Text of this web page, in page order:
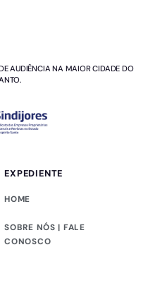
AUDIÊNCIA NA MAIOR CIDADE DO
EXPEDIENTE
HOME
SOBRE NÓS | FALE
CONOSCO